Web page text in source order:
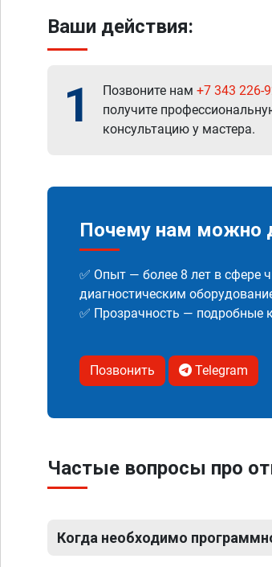
Ваши действия:
1 Позвоните нам +7 343 226-
получите
консультацию у мастера.
Почему нам можно
✅ Опыт — более 8 лет в сфере
диагностическим
✅ Прозрачность — подробные
Позвонить Telegram
Частые вопросы про
Когда необходимо